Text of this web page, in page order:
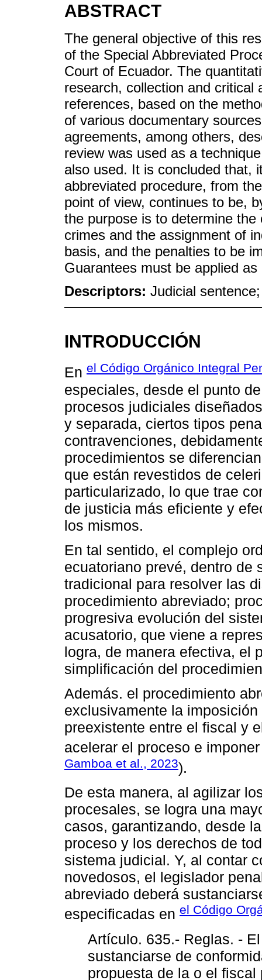
ABSTRACT
The general objective of this
of the Special Abbreviated
Court of Ecuador. The
research, collection and critical
references, based on the
of various documentary
agreements, among others,
review was used as a
also used. It is concluded that,
abbreviated procedure, from
point of view, continues to be,
the purpose is to determine
crimes and the assignment of
basis, and the penalties to be
Guarantees must be applied
Descriptors: Judicial
INTRODUCCIÓN
En el Código Orgánico Integral
especiales, desde el punto
procesos judiciales
y separada, ciertos tipos
contravenciones,
procedimientos se
que están revestidos de
particularizado, lo que trae
de justicia más eficiente y
los mismos.
En tal sentido, el complejo
ecuatoriano prevé, dentro de
tradicional para resolver las
procedimiento abreviado;
progresiva evolución del
acusatorio, que viene a
logra, de manera efectiva, el
simplificación del
Además. el procedimiento
exclusivamente la
preexistente entre el fiscal y
acelerar el proceso e
Gamboa et al., 2023).
De esta manera, al agilizar
procesales, se logra una
casos, garantizando, desde
proceso y los derechos de
sistema judicial. Y, al contar
novedosos, el legislador
abreviado deberá
especificadas en el Código
Artículo. 635.- Reglas. -
sustanciarse de
propuesta de la o el